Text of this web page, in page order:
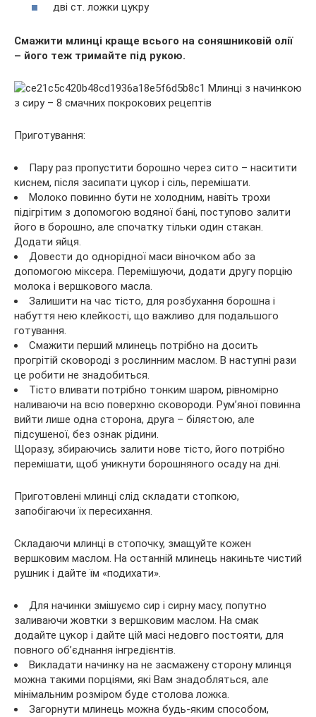
дві ст. ложки цукру
Смажити млинці краще всього на соняшниковій олії
– його теж тримайте під рукою.
Приготування:
Пару раз пропустити борошно через сито – наситити
киснем, після засипати цукор і сіль, перемішати.
Молоко повинно бути не холодним, навіть трохи
підігрітим з допомогою водяної бані, поступово залити
його в борошно, але спочатку тільки один стакан.
Додати яйця.
Довести до однорідної маси віночком або за
допомогою міксера. Перемішуючи, додати другу порцію
молока і вершкового масла.
Залишити на час тісто, для розбухання борошна і
набуття нею клейкості, що важливо для подальшого
готування.
Смажити перший млинець потрібно на досить
прогрітій сковороді з рослинним маслом. В наступні рази
це робити не знадобиться.
Тісто вливати потрібно тонким шаром, рівномірно
наливаючи на всю поверхню сковороди. Рум’яної повинна
вийти лише одна сторона, друга – білястою, але
підсушеної, без ознак рідини.
Щоразу, збираючись залити нове тісто, його потрібно
перемішати, щоб уникнути борошняного осаду на дні.
Приготовлені млинці слід складати стопкою,
запобігаючи їх пересихання.
Складаючи млинці в стопочку, змащуйте кожен
вершковим маслом. На останній млинець накиньте чистий
рушник і дайте їм «подихати».
Для начинки змішуємо сир і сирну масу, попутно
заливаючи жовтки з вершковим маслом. На смак
додайте цукор і дайте цій масі недовго постояти, для
повного об’єднання інгредієнтів.
Викладати начинку на не засмажену сторону млинця
можна такими порціями, які Вам знадобляться, але
мінімальним розміром буде столова ложка.
Загорнути млинець можна будь-яким способом,